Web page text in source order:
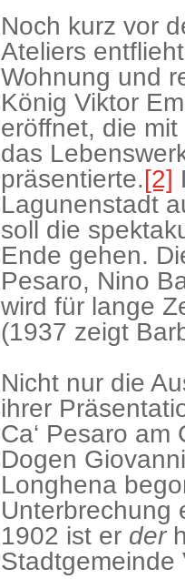
Noch kurz vor
Ateliers
Wohnung und
König Viktor
eröffnet, die
das
präsentierte.[2]
Lagunenstadt
soll die
Ende gehen.
Pesaro, Nino
wird für lange
(1937 zeigt
Nicht nur die
ihrer
Ca‘ Pesaro
Dogen
Longhena
Unterbrechung
1902 ist er der
Stadtgemeinde